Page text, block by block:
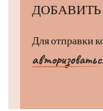
Для отправки